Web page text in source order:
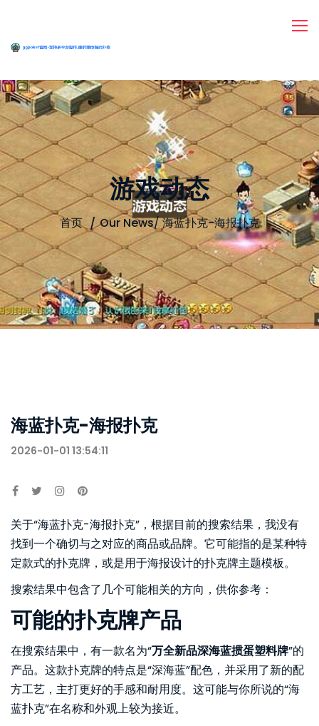
游戏动态
首页 Our News/海蓝扑克-海报扑克
海蓝扑克-海报扑克
2026-01-01 13:54:11
关于“海蓝扑克-海报扑克”，根据目前的搜索结果，我没有
找到一个确切与之对应的商品或品牌。它可能指的是某种特
定款式的扑克牌，或是用于海报设计的扑克牌主题模板。
搜索结果中包含了几个可能相关的方向，供你参考：
可能的扑克牌产品
在搜索结果中，有一款名为“万全新品深海蓝掼蛋塑料牌”的
产品。这款扑克牌的特点是“深海蓝”配色，并采用了新的配
方工艺，主打更好的手感和耐用度。这可能与你所说的“海
蓝扑克”在名称和外观上较为接近。